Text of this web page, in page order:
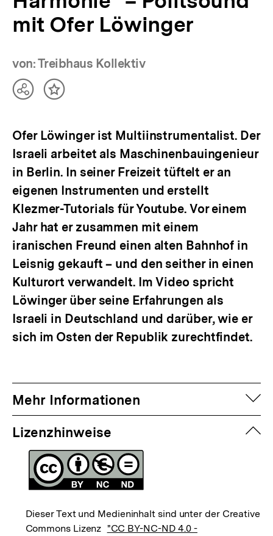
mit Ofer Löwinger
von: Treibhaus Kollektiv
TeilenInhalt
Ofer Löwinger ist Multiinstrumentalist. Der
Israeli arbeitet als Maschinenbauingenieur
in Berlin. In seiner Freizeit tüftelt er an
eigenen Instrumenten und erstellt
Klezmer-Tutorials für Youtube. Vor einem
Jahr hat er zusammen mit einem
iranischen Freund einen alten Bahnhof in
Leisnig gekauft – und den seither in einen
Kulturort verwandelt. Im Video spricht
Löwinger über seine Erfahrungen als
Israeli in Deutschland und darüber, wie er
sich im Osten der Republik zurechtfindet.
Mehr Informationen
Lizenzhinweise
Dieser Text und Medieninhalt sind unter der Creative
Commons Lizenz "CC BY-NC-ND 4.0 -